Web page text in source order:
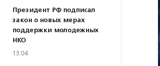
Президент РФ подписал
закон о новых мерах
поддержки молодежных
НКО
13:04